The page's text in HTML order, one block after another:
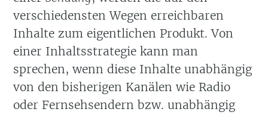
verschiedensten Wegen erreichbaren
Inhalte zum eigentlichen Produkt. Von
einer Inhaltsstrategie kann man
sprechen, wenn diese Inhalte unabhängig
von den bisherigen Kanälen wie Radio
oder Fernsehsendern bzw. unabhängig